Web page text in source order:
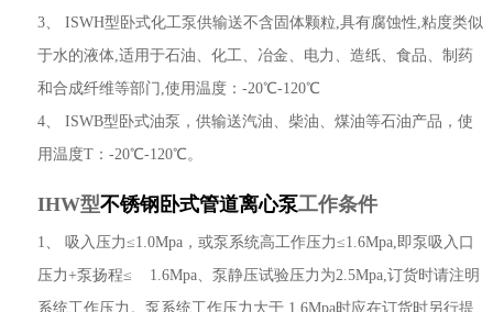
3、 ISWH型卧式化工泵供输送不含固体颗粒,具有腐蚀性,粘度类似
于水的液体,适用于石油、化工、冶金、电力、造纸、食品、制药
和合成纤维等部门,使用温度：-20℃-120℃
4、 ISWB型卧式油泵，供输送汽油、柴油、煤油等石油产品，使
用温度T：-20℃-120℃。
IHW型不锈钢卧式管道离心泵工作条件
1、 吸入压力≤1.0Mpa，或泵系统高工作压力≤1.6Mpa,即泵吸入口
压力+泵扬程≤ 1.6Mpa、泵静压试验压力为2.5Mpa,订货时请注明
系统工作压力。泵系统工作压力大于 1.6Mpa时应在订货时另行提